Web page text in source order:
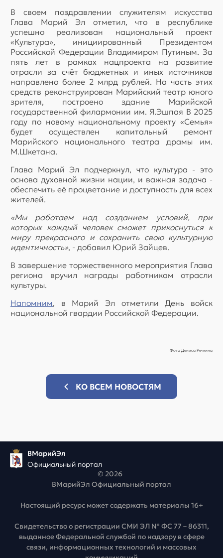
В своем поздравлении служителям искусства
Глава Марий Эл отметил, что в республике
успешно реализован национальный проект
«Культура», инициированный Президентом
Российской Федерации Владимиром Путиным. За
пять лет в рамках нацпроекта на развитие
отрасли за счёт бюджетных и иных источников
направлено более 2 млрд рублей. На часть этих
средств реконструирован Марийский театр юного
зрителя, построено здание Марийской
государственной филармонии им. Я.Эшпая В 2025
году по новому национальному проекту «Семья»
будет осуществлен капитальный ремонт
Марийского национального театра драмы им.
М.Шкетана.
Глава Марий Эл подчеркнул, что культура - это
основа духовной жизни нации, и важная задача -
обеспечить её процветание и доступность для всех
жителей.
«Мы работаем над созданием условий, при
которых каждый человек сможет прикоснуться к
миру прекрасного и сохранить свою культурную
идентичность», - добавил Юрий Зайцев.
В завершение торжественного мероприятия Глава
региона вручил награды работникам отрасли
культуры.
Напомним, в Марий Эл отметили День войск
национальной гвардии Российской Федерации.
Фото Дениса Речкина
КО ВСЕМ НОВОСТЯМ
ВМарийЭл
Официальный портал
© 2026
ВМарийЭл Официальный портал
Настоящий ресурс может содержать материалы 16+
Свидетельство о регистрации СМИ ЭЛ № ФС 77 – 86311,
выданное Федеральной службой по надзору в сфере
связи, информационных технологий и массовых